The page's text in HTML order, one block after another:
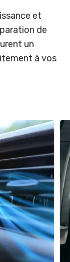
et
de
un
à vos